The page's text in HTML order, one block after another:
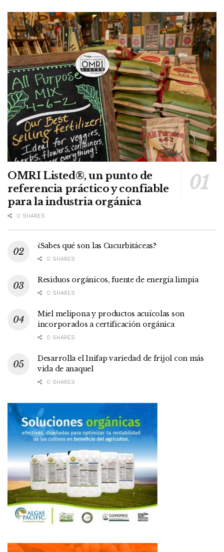
OMRI Listed®, un punto de
referencia práctico y confiable
para la industria orgánica
0 SHARES
¿Sabes qué son las Cucurbitáceas?
0 SHARES
Residuos orgánicos, fuente de energía limpia
0 SHARES
Miel melipona y productos acuícolas son
incorporados a certificación orgánica
0 SHARES
Desarrolla el Inifap variedad de frijol con más
vida de anaquel
0 SHARES